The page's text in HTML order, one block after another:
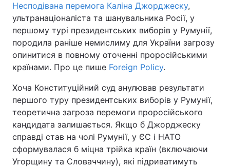
Несподівана перемога Каліна Джорджеску,
ультранаціоналіста та шанувальника Росії, у
першому турі президентських виборів у Румунії,
породила раніше немислиму для України загрозу
опинитися в повному оточенні проросійськими
країнами. Про це пише Foreign Policy.
Хоча Конституційний суд анулював результати
першого туру президентських виборів у Румунії,
теоретична загроза перемоги проросійського
кандидата залишається. Якщо б Джорджеску
справді став на чолі Румунії, у ЄС і НАТО
сформувалася б міцна трійка країн (включаючи
Угорщину та Словаччину), які підриватимуть